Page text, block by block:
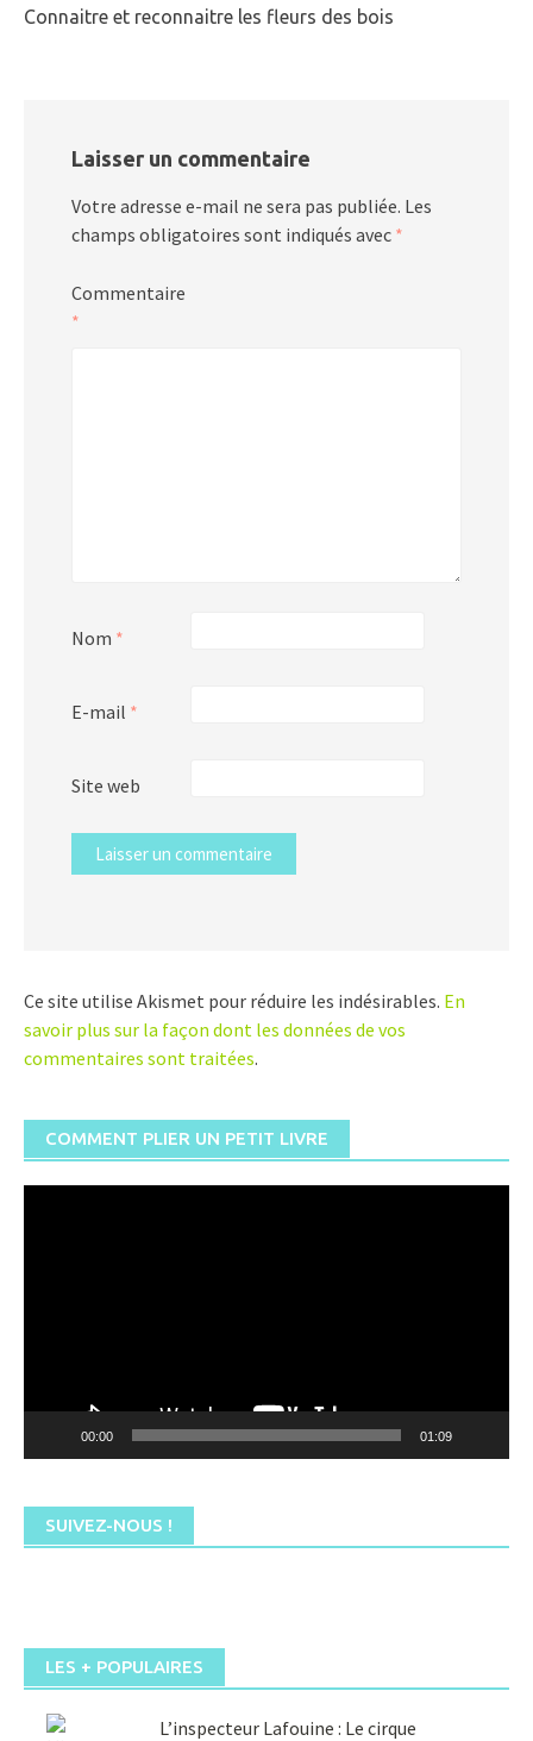
Connaitre et reconnaitre les fleurs des bois
Laisser un commentaire
Votre adresse e-mail ne sera pas publiée. Les
champs obligatoires sont indiqués avec *
Commentaire
*
Nom *
E-mail *
Site web
Ce site utilise Akismet pour réduire les indésirables. En
savoir plus sur la façon dont les données de vos
commentaires sont traitées.
COMMENT PLIER UN PETIT LIVRE
00:00 01:09
SUIVEZ-NOUS !
LES + POPULAIRES
L’inspecteur Lafouine : Le cirque